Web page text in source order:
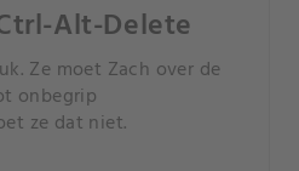
Alt-Delete
Ze moet Zach over de
onbegrip
ze dat niet.